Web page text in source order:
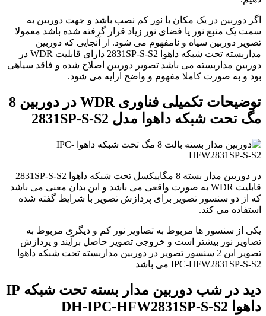
اگر دوربین در یک مکان با نور کم نصب باشد و جهت دوربین به
سمت یک منبع نور یا فضای نور زیاد قرار گرفته شده باشد معمولا
تصویر دوربین سیاه و نامفهوم می شود. از آنجایی که دوربین
مداربسته تحت شبکه داهوا 2831SP-S-S2 دارای قابلیت WDR در
دوربین مداربسته می باشد تصویر دوربین اصلاح شده و فاقد سیاهی
بود و به صورت کاملا مفهوم و واضح ارايه می شود.
توضیحات تکمیلی فناوری WDR در دوربین 8
مگ تحت شبکه داهوا مدل 2831SP-S-S2
در دوربین مدار بسته 8 مگاپیکسل تحت شبکه داهوا 2831SP-S-S2
قابلیت WDR به صورت واقعی می باشد و این بدان معنی می باشد
که از دو سنسور تصویر برای پردازش تصویر با شرایط گفته شده
استفاده می کند.
یکی از سنسور ها مربوط به تصاویر نور کم و دیگری مربوط به
تصاویر نور بیشتر است و خروجی تصویر حاصل برآیند و پردازش
تصویر این 2 سنسور تصویر در دوربین مداربسته تحت شبکه داهوا
IPC-HFW2831SP-S-S2 می باشد
دید در شب دوربین مدار بسته تحت شبکه IP
داهوا DH-IPC-HFW2831SP-S-S2